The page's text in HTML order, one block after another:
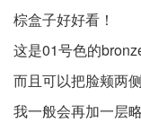
棕盒子好好看！
这是01号色的
而且可以把脸颊两
我一般会再加一层